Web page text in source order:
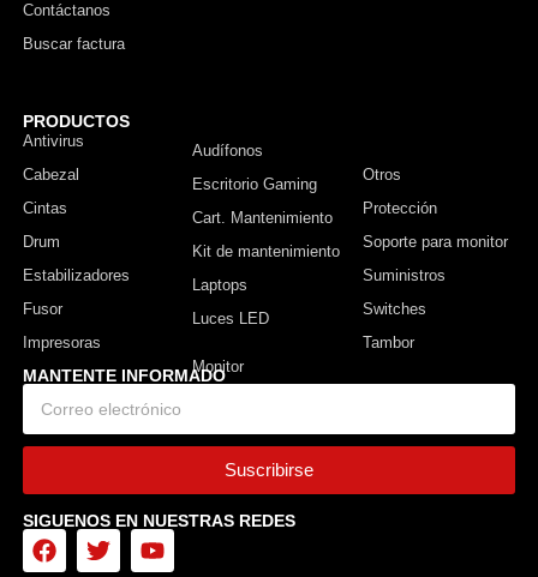
Contáctanos
Buscar factura
PRODUCTOS
Antivirus
Cabezal
Cintas
Drum
Estabilizadores
Fusor
Impresoras
Audífonos
Escritorio Gaming
Cart. Mantenimiento
Kit de mantenimiento
Laptops
Luces LED
Otros
Protección
Soporte para monitor
Suministros
Switches
Tambor
MANTENTE INFORMADO
Suscribirse
SIGUENOS EN NUESTRAS REDES